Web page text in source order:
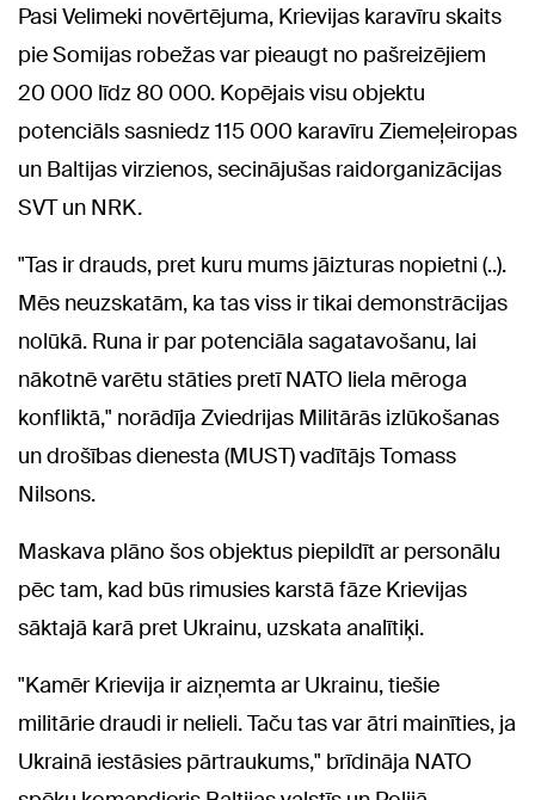
Pasi Velimeki novērtējuma, Krievijas karavīru skaits
pie Somijas robežas var pieaugt no pašreizējiem
20 000 līdz 80 000. Kopējais visu objektu
potenciāls sasniedz 115 000 karavīru Ziemeļeiropas
un Baltijas virzienos, secinājušas raidorganizācijas
SVT un NRK.
"Tas ir drauds, pret kuru mums jāizturas nopietni (..).
Mēs neuzskatām, ka tas viss ir tikai demonstrācijas
nolūkā. Runa ir par potenciāla sagatavošanu, lai
nākotnē varētu stāties pretī NATO liela mēroga
konfliktā," norādīja Zviedrijas Militārās izlūkošanas
un drošības dienesta (MUST) vadītājs Tomass
Nilsons.
Maskava plāno šos objektus piepildīt ar personālu
pēc tam, kad būs rimusies karstā fāze Krievijas
sāktajā karā pret Ukrainu, uzskata analītiķi.
"Kamēr Krievija ir aizņemta ar Ukrainu, tiešie
militārie draudi ir nelieli. Taču tas var ātri mainīties, ja
Ukrainā iestāsies pārtraukums," brīdināja NATO